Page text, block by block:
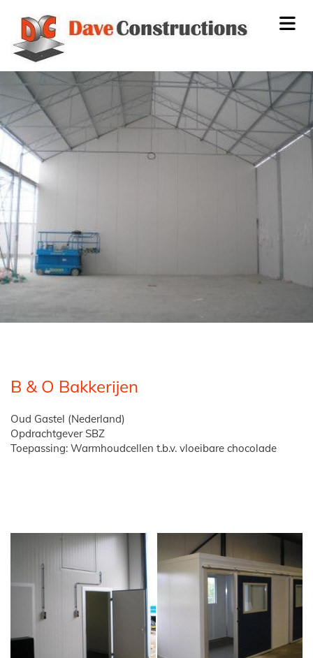
B & O Bakkerijen
Oud Gastel (Nederland)
Opdrachtgever SBZ
Toepassing: Warmhoudcellen t.b.v. vloeibare chocolade